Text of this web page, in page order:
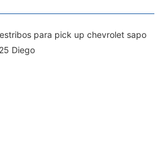
para pick up chevrolet sapo
Diego